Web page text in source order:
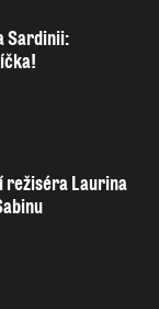
Sardinii:
Laurina